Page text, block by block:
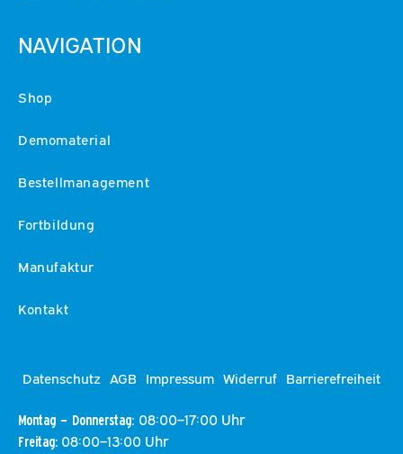
NAVIGATION
Shop
Demomaterial
Bestellmanagement
Fortbildung
Manufaktur
Kontakt
Datenschutz AGB Impressum Widerruf Barrierefreiheit
Montag – Donnerstag: 08:00–17:00 Uhr
Freitag: 08:00–13:00 Uhr